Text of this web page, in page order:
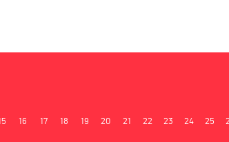
16 17 18 19 20 21 22 23 24 25